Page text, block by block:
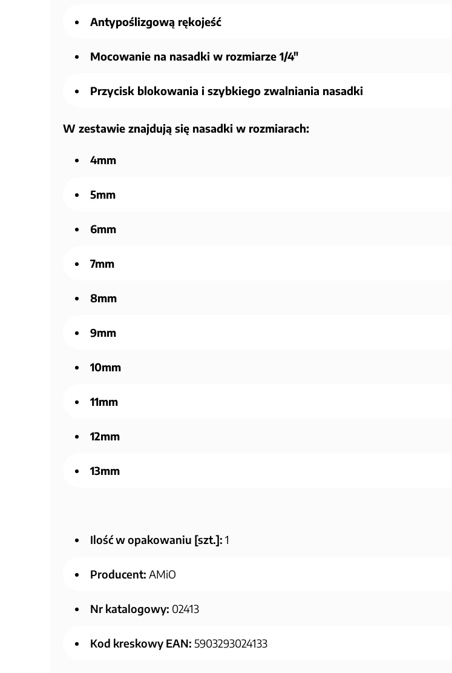
Antypoślizgową rękojeść
Mocowanie na nasadki w rozmiarze 1/4"
Przycisk blokowania i szybkiego zwalniania nasadki
W zestawie znajdują się nasadki w rozmiarach:
4mm
5mm
6mm
7mm
8mm
9mm
10mm
11mm
12mm
13mm
Ilość w opakowaniu [szt.]: 1
Producent: AMiO
Nr katalogowy: 02413
Kod kreskowy EAN: 5903293024133